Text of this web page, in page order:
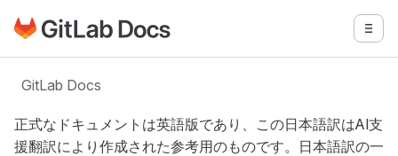
メインコンテンツにスキップ
GitLabドキュメントのホームページに移動 メニ
GitLab Docs
正式なドキュメントは英語版であり、この日本語訳はAI支
援翻訳により作成された参考用のものです。日本語訳の一